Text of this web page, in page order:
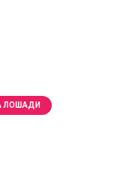
ЛОШАДИ